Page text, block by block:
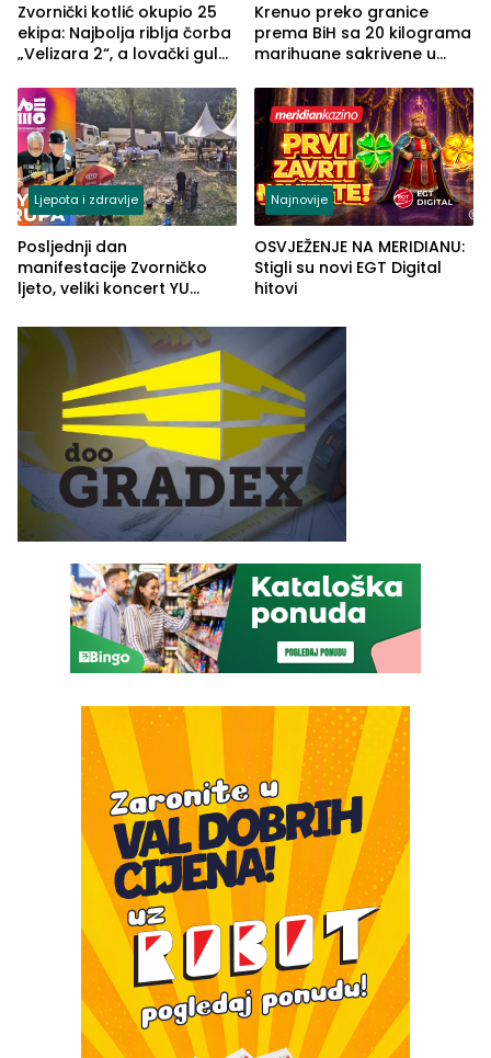
Zvornički kotlić okupio 25
ekipa: Najbolja riblja čorba
„Velizara 2“, a lovački gulaš
Krenuo preko granice
prema BiH sa 20 kilograma
marihuane sakrivene u
Ljepota i zdravlje
Posljednji dan
manifestacije Zvorničko
ljeto, veliki koncert YU
ove godine
Najnovije
OSVJEŽENJE NA MERIDIANU:
Stigli su novi EGT Digital
hitovi